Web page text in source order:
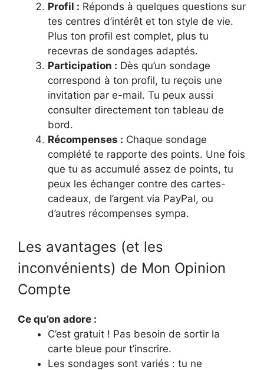
Profil : Réponds à quelques questions sur
tes centres d’intérêt et ton style de vie.
Plus ton profil est complet, plus tu
recevras de sondages adaptés.
Participation : Dès qu’un sondage
correspond à ton profil, tu reçois une
invitation par e-mail. Tu peux aussi
consulter directement ton tableau de
bord.
Récompenses : Chaque sondage
complété te rapporte des points. Une fois
que tu as accumulé assez de points, tu
peux les échanger contre des cartes-
cadeaux, de l’argent via PayPal, ou
d’autres récompenses sympa.
Les avantages (et les
inconvénients) de Mon Opinion
Compte
Ce qu’on adore :
C’est gratuit ! Pas besoin de sortir la
carte bleue pour t’inscrire.
Les sondages sont variés : tu ne